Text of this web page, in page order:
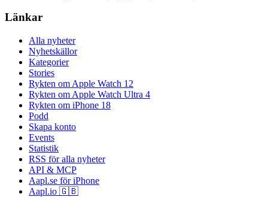
Länkar
Alla nyheter
Nyhetskällor
Kategorier
Stories
Rykten om Apple Watch 12
Rykten om Apple Watch Ultra 4
Rykten om iPhone 18
Podd
Skapa konto
Events
Statistik
RSS för alla nyheter
API & MCP
Aapl.se för iPhone
Aapl.io 🇬🇧